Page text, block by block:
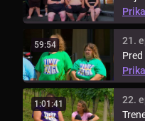
59:54
21.
–
1:01:41
22.